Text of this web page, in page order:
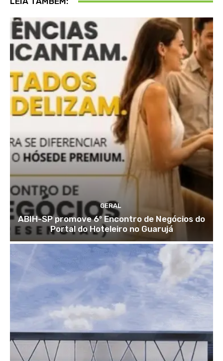
GERAL
ABIH-SP promove 6º Encontro de Negócios do
Portal do Hoteleiro no Guarujá